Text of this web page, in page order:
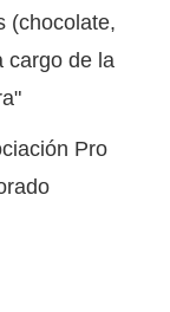
(chocolate,
cargo de la
Pro